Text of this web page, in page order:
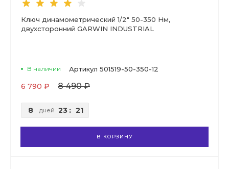
Ключ динамометрический 1/2" 50-350 Нм,
двухсторонний GARWIN INDUSTRIAL
В наличии Артикул 501519-50-350-12
6 790 ₽ 8 490 ₽
8 дней 23 : 21
В КОРЗИНУ